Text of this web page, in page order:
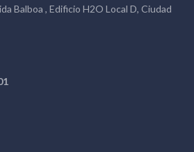
Balboa , Edificio H2O Local D, Ciudad